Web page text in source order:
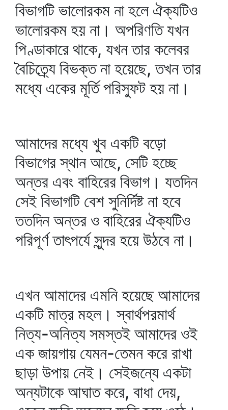
বিভাগটি ভালোরকম না হলে ঐক্যটিও
ভালোরকম হয় না। অপরিণতি যখন
পিণ্ডাকারে থাকে, যখন তার কলেবর
বৈচিত্র্যে বিভক্ত না হয়েছে, তখন তার
মধ্যে একের মূর্তি পরিস্ফুট হয় না।
আমাদের মধ্যে খুব একটি বড়ো
বিভাগের স্থান আছে, সেটি হচ্ছে
অন্তর এবং বাহিরের বিভাগ। যতদিন
সেই বিভাগটি বেশ সুনির্দিষ্ট না হবে
ততদিন অন্তর ও বাহিরের ঐক্যটিও
পরিপূর্ণ তাৎপর্যে সুন্দর হয়ে উঠবে না।
এখন আমাদের এমনি হয়েছে আমাদের
একটি মাত্র মহল। স্বার্থপরমার্থ
নিত্য-অনিত্য সমস্তই আমাদের ওই
এক জায়গায় যেমন-তেমন করে রাখা
ছাড়া উপায় নেই। সেইজন্যে একটা
অন্যটাকে আঘাত করে, বাধা দেয়,